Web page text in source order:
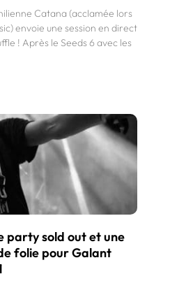
Catana (acclamée lors
envoie une session en direct
! Après le Seeds 6 avec les
party sold out et une
folie pour Galant